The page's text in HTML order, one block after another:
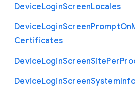
DeviceLoginScreenLocales
DeviceLoginScreenPromptOn
Certificates
DeviceLoginScreenSitePer
DeviceLoginScreenSystem